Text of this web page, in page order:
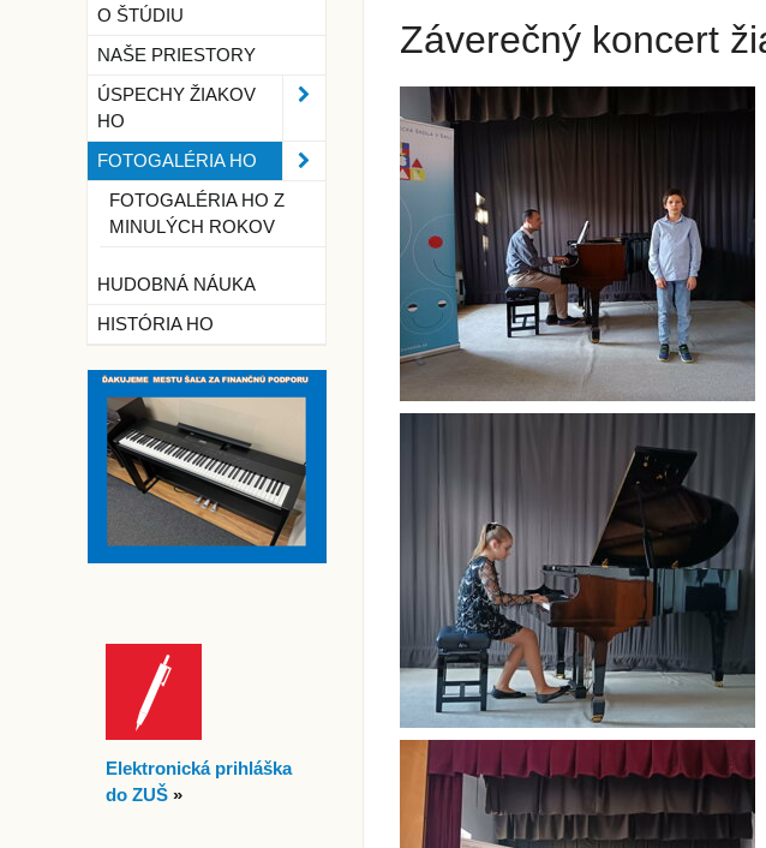
Záverečný koncert
O ŠTÚDIU
NAŠE PRIESTORY
ÚSPECHY ŽIAKOV
HO
FOTOGALÉRIA HO
FOTOGALÉRIA HO Z
MINULÝCH ROKOV
HUDOBNÁ NÁUKA
HISTÓRIA HO
Elektronická prihláška
do ZUŠ »